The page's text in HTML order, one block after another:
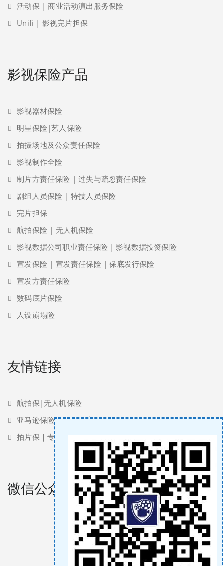
活动保 | 商业活动演出服务保险
Unifi | 影视完片担保
影视保险产品
影视器材保险
明星保险|艺人保险
拍摄场地及公众责任保险
影视制作全险
制片方责任保险 | 过失与疏忽责任保险
剧组人员保险 | 特技人员保险
完片担保
航拍保险 | 无人机保险
影视数据公司职业责任保险 | 影视数据投资保险
宣发保险 | 宣发责任保险 | 保底发行保险
宣发方责任保险
数码底片保险
人设崩塌险
友情链接
航拍保|无人机保险
亚马逊保险 | 亚马逊责任险
拍片保｜专业影视保险服务商
微信公众号